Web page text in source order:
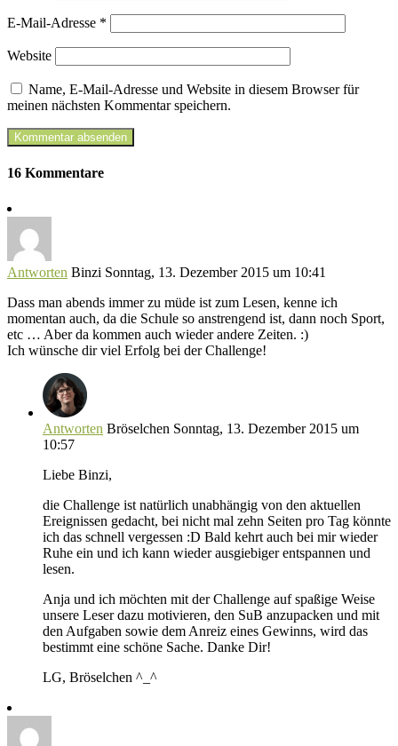
E-Mail-Adresse *
Website
Name, E-Mail-Adresse und Website in diesem Browser für
meinen nächsten Kommentar speichern.
16 Kommentare
Antworten Binzi Sonntag, 13. Dezember 2015 um 10:41
Dass man abends immer zu müde ist zum Lesen, kenne ich
momentan auch, da die Schule so anstrengend ist, dann noch Sport,
etc … Aber da kommen auch wieder andere Zeiten. :)
Ich wünsche dir viel Erfolg bei der Challenge!
Antworten Bröselchen Sonntag, 13. Dezember 2015 um
10:57
Liebe Binzi,
die Challenge ist natürlich unabhängig von den aktuellen
Ereignissen gedacht, bei nicht mal zehn Seiten pro Tag könnte
ich das schnell vergessen :D Bald kehrt auch bei mir wieder
Ruhe ein und ich kann wieder ausgiebiger entspannen und
lesen.
Anja und ich möchten mit der Challenge auf spaßige Weise
unsere Leser dazu motivieren, den SuB anzupacken und mit
den Aufgaben sowie dem Anreiz eines Gewinns, wird das
bestimmt eine schöne Sache. Danke Dir!
LG, Bröselchen ^_^